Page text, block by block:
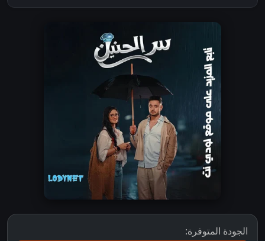
الجودة المتوفرة: